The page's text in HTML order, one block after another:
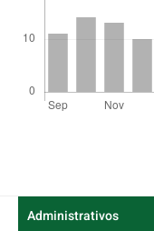
Administrativos